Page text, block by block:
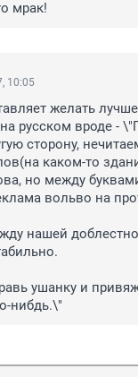
10:05
желать
русском вроде -
сторону,
каком-то
но между
вольво на
нашей
ушанку и
нибдь.\"